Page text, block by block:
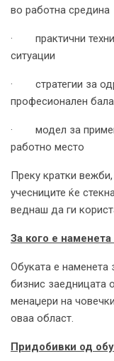
во работна средина
· практични
ситуации
· стратегии за
професионален
· модел за
работно место
Преку кратки
учесниците ќе
веднаш да ги
За кого е наменета
Обуката е наменета
бизнис заедницата
менаџери на
оваа област.
Придобивки од